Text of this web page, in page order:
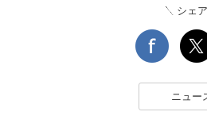
シェ
ニュー